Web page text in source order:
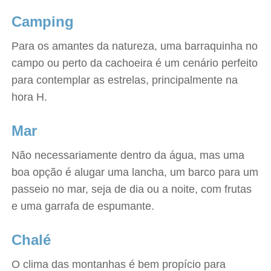
Camping
Para os amantes da natureza, uma barraquinha no
campo ou perto da cachoeira é um cenário perfeito
para contemplar as estrelas, principalmente na
hora H.
Mar
Não necessariamente dentro da água, mas uma
boa opção é alugar uma lancha, um barco para um
passeio no mar, seja de dia ou a noite, com frutas
e uma garrafa de espumante.
Chalé
O clima das montanhas é bem propício para